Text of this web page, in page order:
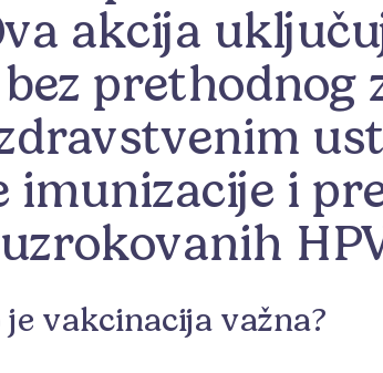
akcija
prethodnog
imunizacije i
uzrokovanih
vakcinacija važna?